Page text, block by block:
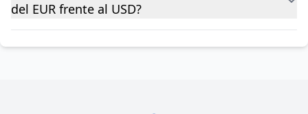
del EUR frente al USD?